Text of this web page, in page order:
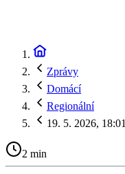
Zprávy
Domácí
Regionální
19. 5. 2026, 18:01
2 min